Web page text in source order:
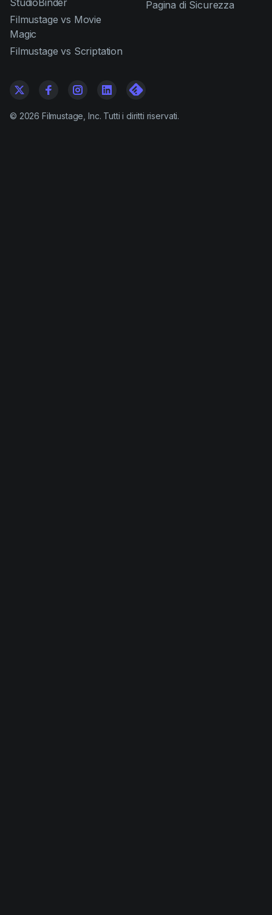
StudioBinder
Filmustage vs Movie
Magic
Filmustage vs Scriptation
Pagina di Sicurezza
© 2026 Filmustage, Inc. Tutti i diritti riservati.